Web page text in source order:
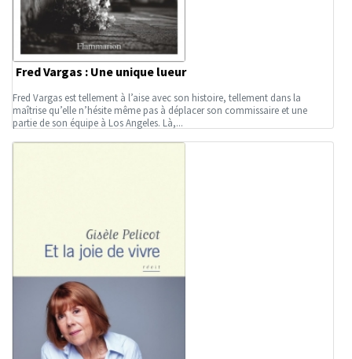
Fred Vargas : Une unique lueur
Fred Vargas est tellement à l’aise avec son histoire, tellement dans la
maîtrise qu’elle n’hésite même pas à déplacer son commissaire et une
partie de son équipe à Los Angeles. Là,...